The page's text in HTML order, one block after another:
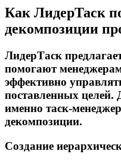
Как ЛидерТаск
декомпозиции
ЛидерТаск
помогают
эффективно
поставленных целей.
именно таск-менеджер
декомпозиции.
Создание